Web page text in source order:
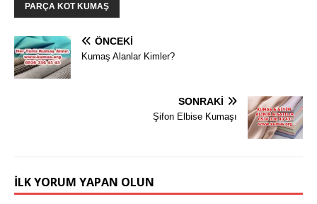
PARÇA KOT KUMAŞ
ÖNCEKI
Kumaş Alanlar Kimler?
SONRAKI
Şifon Elbise Kumaşı
İLK YORUM YAPAN OLUN